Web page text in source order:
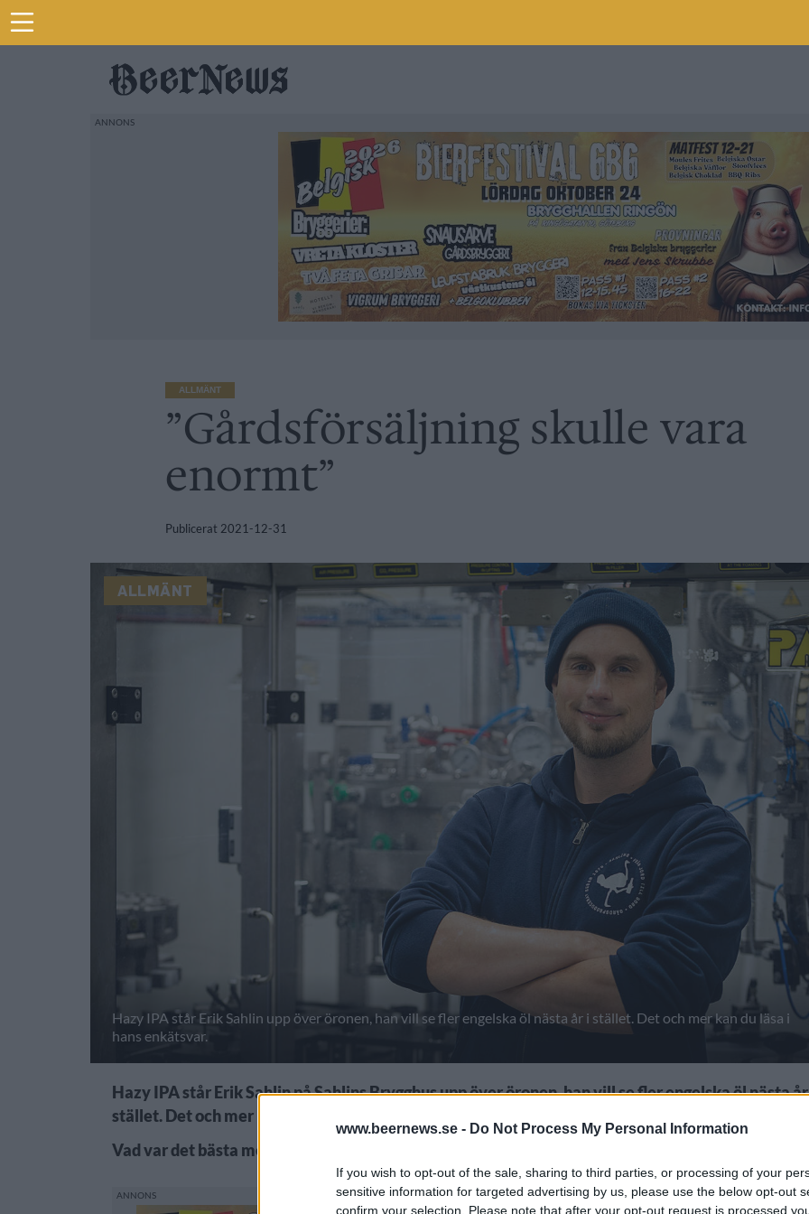
www.beernews.se - Do Not Process My Personal Information
If you wish to opt-out of the sale, sharing to third parties, or processing of your
sensitive information for targeted advertising by us, please use the below opt-out
confirm your selection. Please note that after your opt-out request is processed
ALLMÄNT
”Gårdsförsäljning skulle vara
enormt”
Publicerat 2021-12-31
ALLMÄNT
Hazy IPA står Erik Sahlin upp över öronen, han vill se fler engelska öl nästa år i stället. Det och mer kan du läsa i
hans enkätsvar.
Hazy IPA står Erik Sahlin på Sahlins Brygghus upp över öronen, han vill se fler engelska öl nästa
stället. Det och mer kan du läsa i hans enkätsvar.
Vad var det bästa med 2021 på ditt bryggeri?